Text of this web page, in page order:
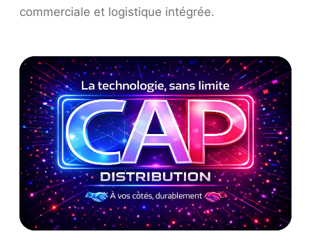
commerciale et logistique intégrée.